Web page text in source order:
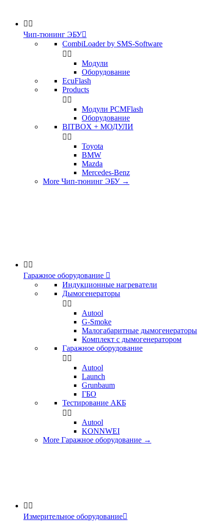
 
Чип-тюнинг ЭБУ
CombiLoader by SMS-Software
 
Модули
Оборудование
EcuFlash
Products
 
Модули PCMFlash
Оборудование
BITBOX + МОДУЛИ
 
Toyota
BMW
Mazda
Mercedes-Benz
More Чип-тюнинг ЭБУ →
 
Гаражное оборудование 
Индукционные нагреватели
Дымогенераторы
 
Аutool
G-Smoke
Малогабаритные дымогенераторы
Комплект с дымогенератором
Гаражное оборудование
 
Autool
Launch
Grunbaum
ГБО
Тестирование АКБ
 
Autool
KONNWEI
More Гаражное оборудование →
 
Измерительное оборудование